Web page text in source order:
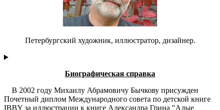
Петербургский художник, иллюстратор, дизайнер.
Биографическая справка
В 2002 году Михаилу Абрамовичу Бычкову присужден
Почетный диплом Международного совета по детской книге
IBBY за иллюстрации к книге Александра Грина "Алые